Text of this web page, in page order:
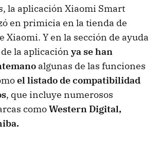
la aplicación Xiaomi Smart
en primicia en la tienda de
Xiaomi. Y en la sección de ayuda
la aplicación ya se han
algunas de las funciones
el listado de compatibilidad
, que incluye numerosos
comoWestern Digital,